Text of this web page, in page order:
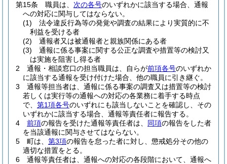
第15条
職員は、 次の各号のいずれかに該当する場合、通報
への対応に関与してはならない。
(1)
法令違反行為等の発覚や調査の結果により実質的に不
利益を受ける者
(2)
通報者又は被通報者と親族関係にある者
(3)
通報に係る事案に関する公正な調査や措置等の検討又
は実施を阻害し得る者
2
通報・相談窓口の担当職員は、自らが前項各号のいずれか
に該当する通報を受け付けた場合、他の職員に引き継ぐ。
3
通報等担当者は、通報に係る事案の調査又は措置等の検討
若しくは実行等の通報への対応の各業務に着手する時点
で、 第1項各号のいずれにも該当しないことを確認し、その
いずれかに該当する場合、通報等責任者に報告する。
4
前項の報告を受けた通報等責任者は、 同項の報告をした者
を当該通報に関与させてはならない。
5
町は、 第3項の報告を怠った者に対し、懲戒処分その他の
適切な措置をとる。
6
通報等責任者は、通報への対応の各段階において、通報へ